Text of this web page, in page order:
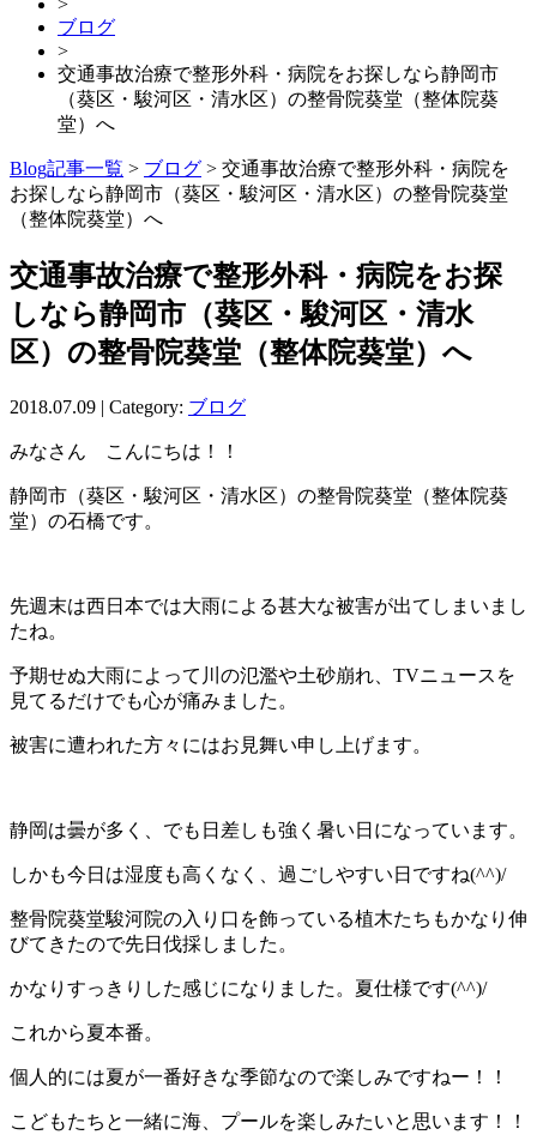
ブログ
>
交通事故治療で整形外科・病院をお探しなら静岡市
（葵区・駿河区・清水区）の整骨院葵堂（整体院葵
堂）へ
Blog記事一覧 > ブログ > 交通事故治療で整形外科・病院を
お探しなら静岡市（葵区・駿河区・清水区）の整骨院葵堂
（整体院葵堂）へ
交通事故治療で整形外科・病院をお探
しなら静岡市（葵区・駿河区・清水
区）の整骨院葵堂（整体院葵堂）へ
2018.07.09 | Category: ブログ
みなさん こんにちは！！
静岡市（葵区・駿河区・清水区）の整骨院葵堂（整体院葵
堂）の石橋です。
先週末は西日本では大雨による甚大な被害が出てしまいまし
たね。
予期せぬ大雨によって川の氾濫や土砂崩れ、TVニュースを
見てるだけでも心が痛みました。
被害に遭われた方々にはお見舞い申し上げます。
静岡は曇が多く、でも日差しも強く暑い日になっています。
しかも今日は湿度も高くなく、過ごしやすい日ですね(^^)/
整骨院葵堂駿河院の入り口を飾っている植木たちもかなり伸
びてきたので先日伐採しました。
かなりすっきりした感じになりました。夏仕様です(^^)/
これから夏本番。
個人的には夏が一番好きな季節なので楽しみですねー！！
こどもたちと一緒に海、プールを楽しみたいと思います！！